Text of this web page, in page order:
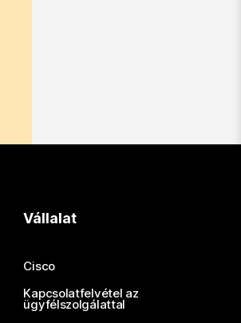
Vállalat
Cisco
Kapcsolatfelvétel az
ügyfélszolgálattal